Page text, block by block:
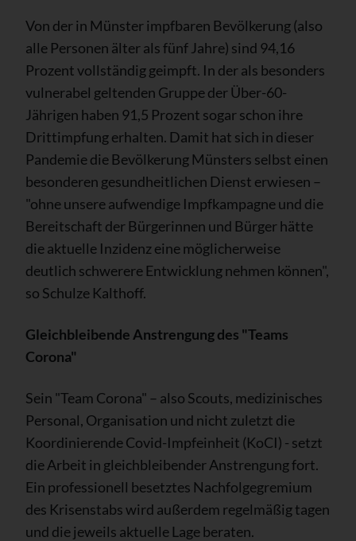
Von der in Münster impfbaren Bevölkerung (also
alle Personen älter als fünf Jahre) sind 94,16
Prozent vollständig geimpft. In der als besonders
vulnerabel geltenden Gruppe der Über-60-
Jährigen haben 91,5 Prozent sogar schon ihre
Drittimpfung erhalten. Damit hat sich in dieser
Pandemie die Bevölkerung Münsters selbst einen
besonderen gesundheitlichen Dienst erwiesen –
"ohne unsere aufwendige Impfkampagne und die
Bereitschaft der Bürgerinnen und Bürger hätte
die aktuelle Inzidenz eine möglicherweise
deutlich schwerere Entwicklung nehmen können",
so Schulze Kalthoff.
Gleichbleibende Anstrengung des "Teams
Corona"
Sein "Team Corona" – also Scouts, medizinisches
Personal, Organisation und nicht zuletzt die
Koordinierende Covid-Impfeinheit (KoCI) - setzt
die Arbeit in gleichbleibender Anstrengung fort.
Ein professionell besetztes Nachfolgegremium
des Krisenstabs wird außerdem regelmäßig tagen
und die jeweils aktuelle Lage beraten.